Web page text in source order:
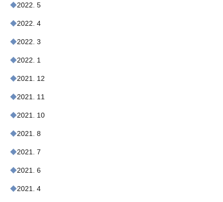
2022. 5
2022. 4
2022. 3
2022. 1
2021. 12
2021. 11
2021. 10
2021. 8
2021. 7
2021. 6
2021. 4